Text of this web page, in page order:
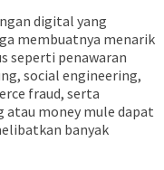
digital yang
membuatnya menarik
seperti penawaran
social engineering,
fraud, serta
atau money mule dapat
banyak